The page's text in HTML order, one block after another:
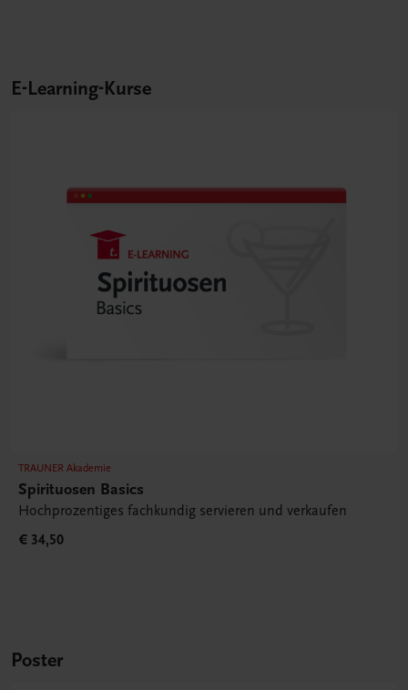
E-Learning-Kurse
TRAUNER Akademie
Spirituosen Basics
Hochprozentiges fachkundig servieren und verkaufen
€ 34,50
Poster